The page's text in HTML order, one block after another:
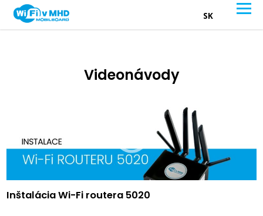
SK
Videonávody
Inštalácia Wi-Fi routera 5020